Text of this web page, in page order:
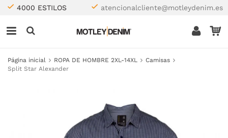
4000 ESTILOS atencionalcliente@motleydenim.es
Página inicial ROPA DE HOMBRE 2XL-14XL
Camisas
Split Star Alexander